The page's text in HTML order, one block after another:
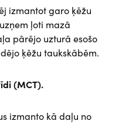
izmantot garo ķēžu
ļoti mazā
pārējo uzturā esošo
ķēžu taukskābēm.
(MCT).
izmanto kā daļu no